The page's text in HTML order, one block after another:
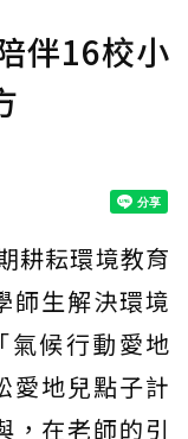
伴16校小
耕耘環境教育
師生解決環境
氣候行動愛地
愛地兒點子計
，在老師的引